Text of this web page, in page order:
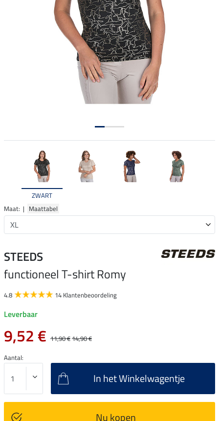
ZWART
Maat: | Maattabel
STEEDS
functioneel T-shirt Romy
4.8 14 Klantenbeoordeling
Leverbaar
9,52 € 11,90 €14,90 €
Aantal:
In het Winkelwagentje
Nu kopen